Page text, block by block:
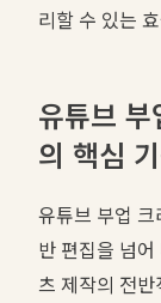
리할 수 있는
유튜브
의 핵심
유튜브 부업
반 편집을 넘
츠 제작의 전